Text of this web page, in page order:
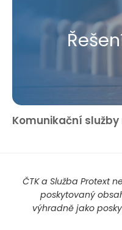
Komunikační
ČTK a Služba Protext
poskytovaný
výhradně jako